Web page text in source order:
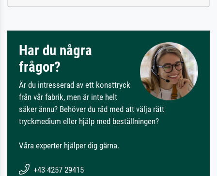
Har du några
frågor?
Är du intresserad av ett konsttryck
från vår fabrik, men är inte helt
säker ännu? Behöver du råd med att välja rätt
tryckmedium eller hjälp med beställningen?
Våra experter hjälper dig gärna.
+43 4257 29415